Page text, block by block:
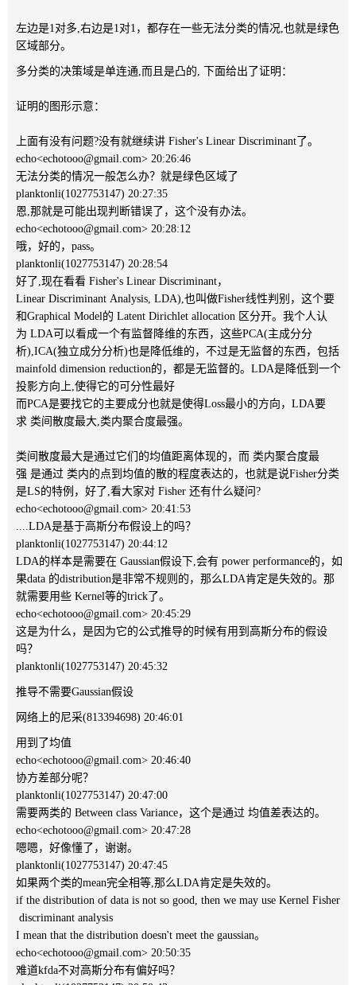
左边是1对多,右边是1对1，都存在一些无法分类的情况,也就是绿色
区域部分。
多分类的决策域是单连通,而且是凸的, 下面给出了证明：
证明的图形示意：
上面有没有问题?没有就继续讲 Fisher's Linear Discriminant了。
echo<echotooo@gmail.com> 20:26:46
无法分类的情况一般怎么办？就是绿色区域了
planktonli(1027753147) 20:27:35
恩,那就是可能出现判断错误了，这个没有办法。
echo<echotooo@gmail.com> 20:28:12
哦，好的，pass。
planktonli(1027753147) 20:28:54
好了,现在看看 Fisher's Linear Discriminant，
Linear Discriminant Analysis, LDA),也叫做Fisher线性判别，这个要
和Graphical Model的 Latent Dirichlet allocation 区分开。我个人认
为 LDA可以看成一个有监督降维的东西，这些PCA(主成分分
析),ICA(独立成分分析)也是降低维的，不过是无监督的东西，包括
mainfold dimension reduction的，都是无监督的。LDA是降低到一个
投影方向上,使得它的可分性最好
而PCA是要找它的主要成分也就是使得Loss最小的方向，LDA要
求 类间散度最大,类内聚合度最强。
类间散度最大是通过它们的均值距离体现的，而 类内聚合度最
强 是通过 类内的点到均值的散的程度表达的，也就是说Fisher分类
是LS的特例，好了,看大家对 Fisher 还有什么疑问?
echo<echotooo@gmail.com> 20:41:53
....LDA是基于高斯分布假设上的吗？
planktonli(1027753147) 20:44:12
LDA的样本是需要在 Gaussian假设下,会有 power performance的，如
果data 的distribution是非常不规则的，那么LDA肯定是失效的。那
就需要用些 Kernel等的trick了。
echo<echotooo@gmail.com> 20:45:29
这是为什么，是因为它的公式推导的时候有用到高斯分布的假设
吗？
planktonli(1027753147) 20:45:32
推导不需要Gaussian假设
网络上的尼采(813394698) 20:46:01
用到了均值
echo<echotooo@gmail.com> 20:46:40
协方差部分呢？
planktonli(1027753147) 20:47:00
需要两类的 Between class Variance，这个是通过 均值差表达的。
echo<echotooo@gmail.com> 20:47:28
嗯嗯，好像懂了，谢谢。
planktonli(1027753147) 20:47:45
如果两个类的mean完全相等,那么LDA肯定是失效的。
if the distribution of data is not so good, then we may use Kernel Fisher
discriminant analysis
I mean that the distribution doesn't meet the gaussian。
echo<echotooo@gmail.com> 20:50:35
难道kfda不对高斯分布有偏好吗？